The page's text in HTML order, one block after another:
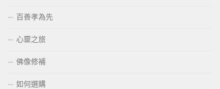
百善孝為先
心靈之旅
佛像修補
如何選購